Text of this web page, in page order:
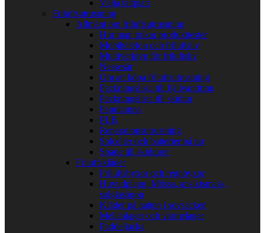
Välja tältplats
Friluftsutrustning
Allmänt om friluftsutrustning
Hur man tolkar produkttester
Mobiltelefon och friluftsliv
Multiverktyg för friluftsliv
Nessesär
Om att köpa friluftsutrustning
Packningslista till fjällvandring
Packningslista till skidtur
Pannlampa
PLB
Reparationsutrustning
Solceller och batterier på tur
Spade till skidturer
Friluftskläder
Friluftsbyxor och regnbyxor
Huvudplagg: Mössa, ansiktsmask,
solglasögon
Kläder på natten i sovsäcken
Mellanlager och värmelager
Paddeljacka